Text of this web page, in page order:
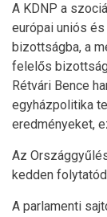
A KDNP a
európai uniós
bizottságba, a
felelős
Rétvári Bence
egyházpolitika
eredményeket,
Az
kedden
A parlamenti